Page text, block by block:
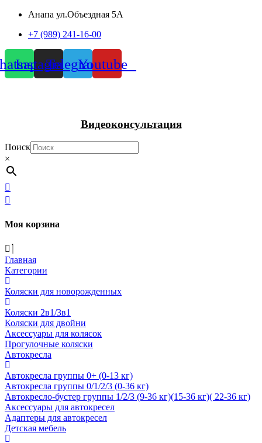
Анапа ул.Объездная 5А
+7 (989) 241-16-00
InstagramTelegramYoutube
Видеоконсультация
Поиск
×
Моя корзина
Главная
Категории
Коляски для новорожденных
Коляски 2в1/3в1
Коляски для двойни
Аксессуары для колясок
Прогулочные коляски
Автокресла
Автокресла группы 0+ (0-13 кг)
Автокресла группы 0/1/2/3 (0-36 кг)
Автокресло-бустер группы 1/2/3 (9-36 кг)(15-36 кг)( 22-36 кг)
Аксессуары для автокресел
Адаптеры для автокресел
Детская мебель